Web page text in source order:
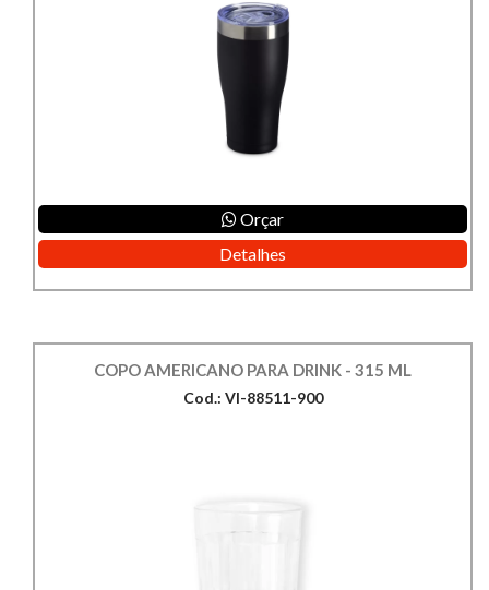
Orçar
Detalhes
COPO AMERICANO PARA DRINK - 315 ML
Cod.: VI-88511-900